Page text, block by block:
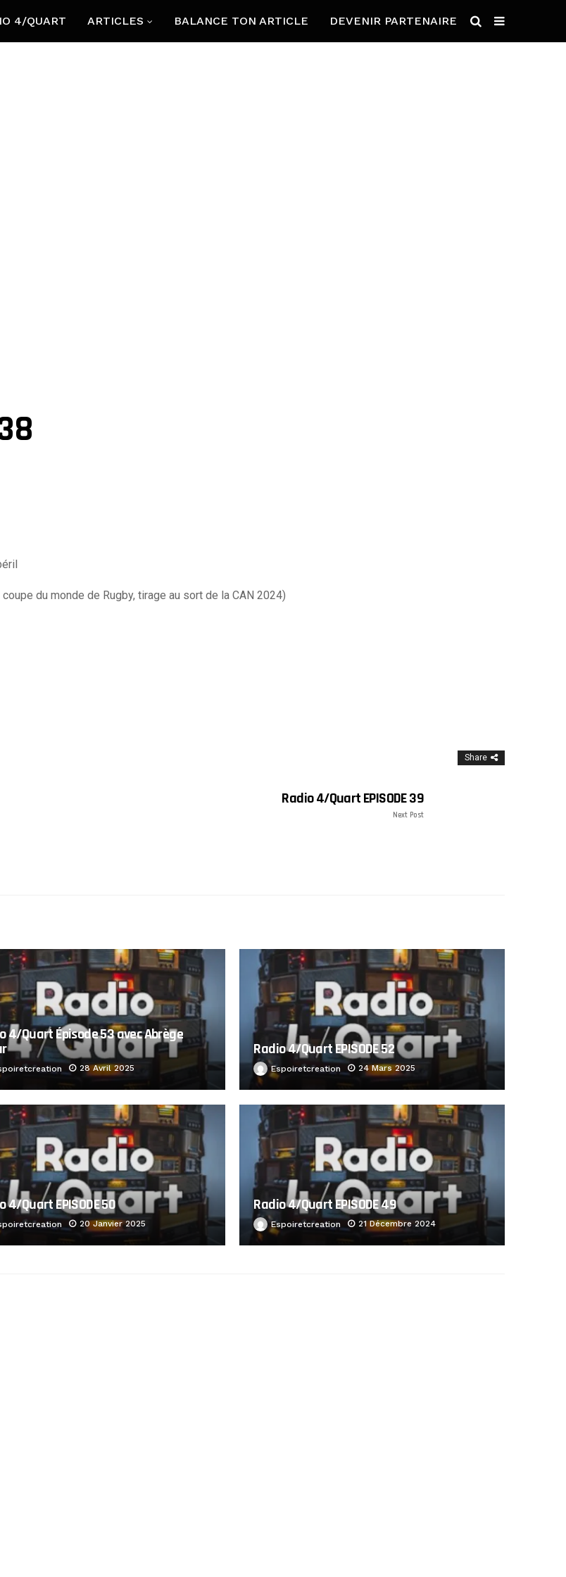
4/QUART ARTICLES BALANCE TON ARTICLE DEVENIR PARTENAIRE
du monde de Rugby, tirage au sort de la CAN 2024)
Share
Radio 4/Quart EPISODE 39
Next Post
4/Quart Épisode 53 avec Abrège
28 Avril 2025
Radio 4/Quart EPISODE 52
Espoiretcreation 24 Mars 2025
4/Quart EPISODE 50
20 Janvier 2025
Radio 4/Quart EPISODE 49
Espoiretcreation 21 Décembre 2024